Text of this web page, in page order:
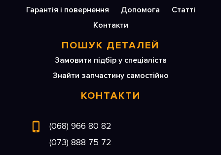
Гарантія і повернення
Допомога
Статті
Контакти
ПОШУК ДЕТАЛЕЙ
Замовити підбір у спеціаліста
Знайти запчастину самостійно
КОНТАКТИ
(068) 966 80 82
(073) 888 75 72